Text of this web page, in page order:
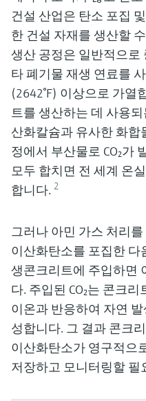
건설 산업은 탄소 포집
한 건설 자재를 생산할
생산 공정은 일반적으로
타 폐기물 재생 연료를
(2642°F) 이상으로 가열
트를 생산하는 데 사용
산화칼슘과 유사한 화합
정에서 부산물로 CO₂가
모두 합치면 전 세계 온
합니다. 2
그러나 아민 가스 처리
이산화탄소를 포집한 다
생콘크리트에 주입하면
다. 주입된 CO₂는 콘크
이온과 반응하여 자연
성합니다. 그 결과 콘크
이산화탄소가 영구적으
저장하고 모니터링할 필